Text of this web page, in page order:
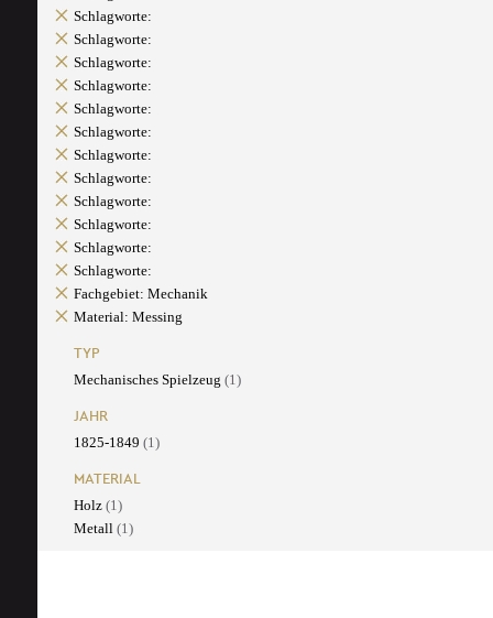
Schlagworte:
Schlagworte:
Schlagworte:
Schlagworte:
Schlagworte:
Schlagworte:
Schlagworte:
Schlagworte:
Schlagworte:
Schlagworte:
Schlagworte:
Schlagworte:
Fachgebiet: Mechanik
Material: Messing
TYP
Mechanisches Spielzeug (1)
JAHR
1825-1849 (1)
MATERIAL
Holz (1)
Metall (1)